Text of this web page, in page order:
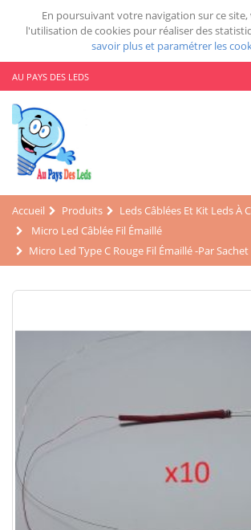
En poursuivant votre navigation sur ce site,
l'utilisation de cookies pour réaliser des
savoir plus et paramétrer les
AU PAYS DES LEDS
Accueil Produits
Leds Câblées Et Kit Leds À
Micro Led Câblée Fil Émaillé
Micro Led Type C Rouge Fil Émaillé -Par Sachet